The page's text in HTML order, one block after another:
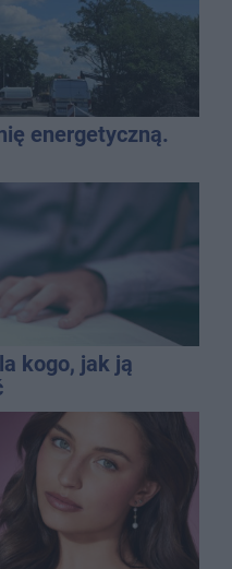
energetyczną.
kogo, jak ją